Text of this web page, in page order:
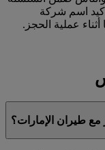
اسم شركة
عملية الحجز.
طيران الإمارات؟